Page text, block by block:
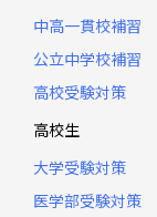
中高一貫校補習
公立中学校補習
高校受験対策
高校生
大学受験対策
医学部受験対策